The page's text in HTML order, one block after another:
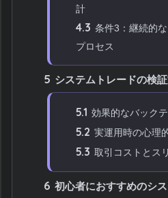
計
4.3 条件3：継続的
プロセス
5 システムトレードの検
5.1 効果的なバック
5.2 実運用時の心理
5.3 取引コストとス
6 初心者におすすめのシ